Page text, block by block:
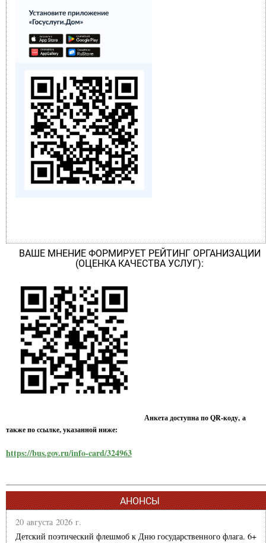
ВАШЕ МНЕНИЕ ФОРМИРУЕТ РЕЙТИНГ ОРГАНИЗАЦИИ
(ОЦЕНКА КАЧЕСТВА УСЛУГ):
Анкета доступна по QR-коду, а
также по ссылке, указанной ниже:
https://bus.gov.ru/info-card/324963
АНОНСЫ
20 августа 2026 г.
Детский поэтический флешмоб к Дню государственного флага. 6+